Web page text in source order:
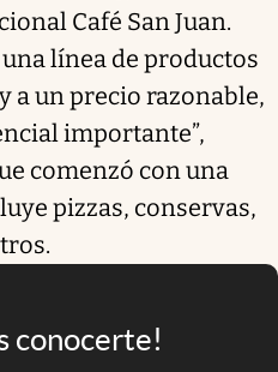
Café San Juan.
línea de productos
a un precio razonable,
importante”,
comenzó con una
pizzas, conservas,
conocerte!